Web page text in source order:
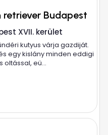
retriever Budapest
XVII. kerület
kutyus várja gazdiját.
egy kislány minden eddigi
oltással, eü...